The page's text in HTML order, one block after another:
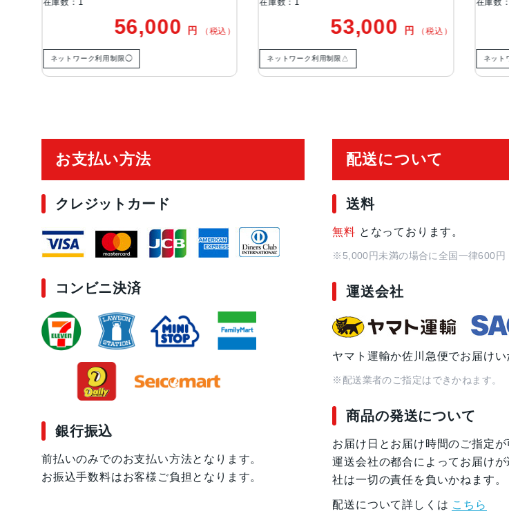
TrueDepthカメラ 12MPカメラ
生体認証 TrueDepthカ
（税込） 53,000 （税込） 60,000
お支払い方法
クレジットカード
コンビニ決済
銀行振込
前払いのみでのお支払い方法となります。
お振込手数料はお客様ご負担となります。
配送について
送料
無料 となっております。
※5,000円未満の場合に全国一律600円
運送会社
ヤマト運輸か佐川急便でお届けい
※配送業者のご指定はできかねます。
商品の発送について
お届け日とお届け時間のご指定が
運送会社の都合によってお届け
社は一切の責任を負いかねます。
配送について詳しくは こちら